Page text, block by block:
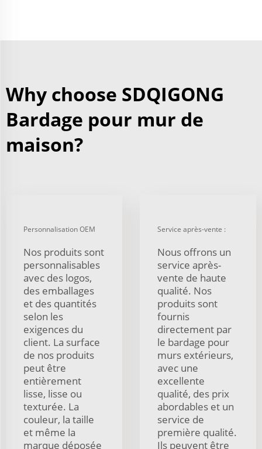
Why choose SDQIGONG
Bardage pour mur de
maison?
Personnalisation OEM
Nos produits sont
personnalisables
avec des logos,
des emballages
et des quantités
selon les
exigences du
client. La surface
de nos produits
peut être
entièrement
lisse, lisse ou
texturée. La
couleur, la taille
et même la
marque déposée
Service après-vente :
Nous offrons un
service après-
vente de haute
qualité. Nos
produits sont
fournis
directement par
le bardage pour
murs extérieurs,
avec une
excellente
qualité, des prix
abordables et un
service de
première qualité.
Ils peuvent être